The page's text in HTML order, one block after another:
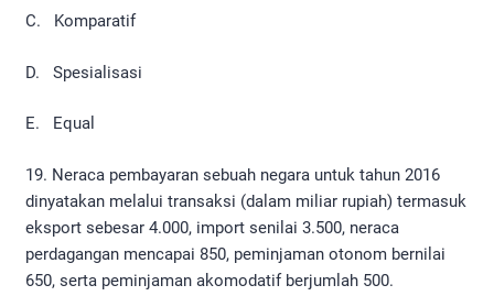
C. Komparatif
D. Spesialisasi
E. Equal
19. Neraca pembayaran sebuah negara untuk tahun 2016
dinyatakan melalui transaksi (dalam miliar rupiah) termasuk
eksport sebesar 4.000, import senilai 3.500, neraca
perdagangan mencapai 850, peminjaman otonom bernilai
650, serta peminjaman akomodatif berjumlah 500.